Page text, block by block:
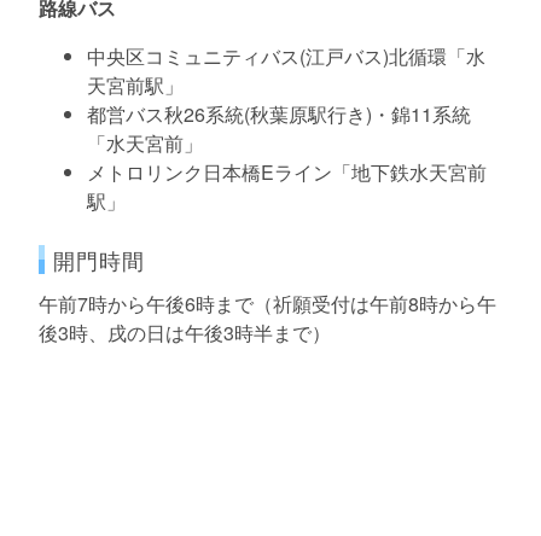
路線バス
中央区コミュニティバス(江戸バス)北循環「水
天宮前駅」
都営バス秋26系統(秋葉原駅行き)・錦11系統
「水天宮前」
メトロリンク日本橋Eライン「地下鉄水天宮前
駅」
開門時間
午前7時から午後6時まで（祈願受付は午前8時から午
後3時、戌の日は午後3時半まで）